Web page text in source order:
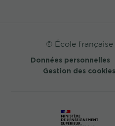
© École
Données personnelles
Gestion des cookies